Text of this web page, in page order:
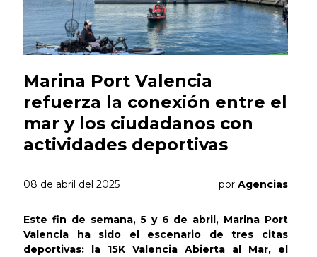
Marina Port Valencia
refuerza la conexión entre el
mar y los ciudadanos con
actividades deportivas
08 de abril del 2025 por Agencias
Este fin de semana, 5 y 6 de abril, Marina Port
Valencia ha sido el escenario de tres citas
deportivas: la 15K Valencia Abierta al Mar, el